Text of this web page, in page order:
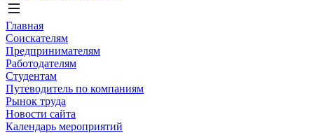
Главная
Соискателям
Предпринимателям
Работодателям
Студентам
Путеводитель по компаниям
Рынок труда
Новости сайта
Календарь мероприятий